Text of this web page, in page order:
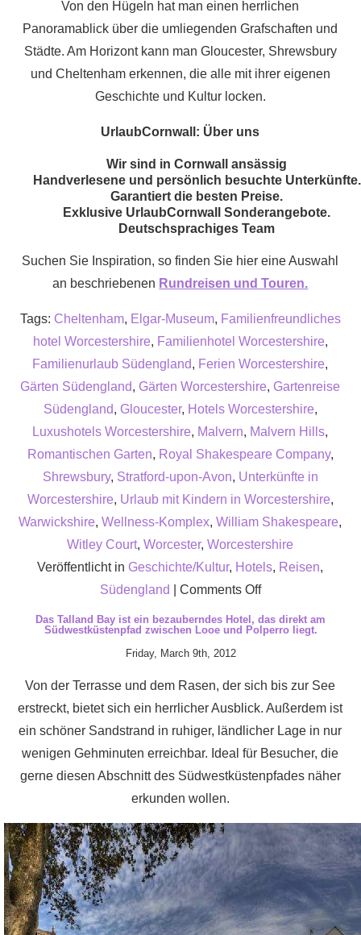
Von den Hügeln hat man einen herrlichen
Panoramablick über die umliegenden Grafschaften und
Städte. Am Horizont kann man Gloucester, Shrewsbury
und Cheltenham erkennen, die alle mit ihrer eigenen
Geschichte und Kultur locken.
UrlaubCornwall: Über uns
Wir sind in Cornwall ansässig
Handverlesene und persönlich besuchte Unterkünfte.
Garantiert die besten Preise.
Exklusive UrlaubCornwall Sonderangebote.
Deutschsprachiges Team
Suchen Sie Inspiration, so finden Sie hier eine Auswahl
an beschriebenen Rundreisen und Touren.
Tags: Cheltenham, Elgar-Museum, Familienfreundliches
hotel Worcestershire, Familienhotel Worcestershire,
Familienurlaub Südengland, Ferien Worcestershire,
Gärten Südengland, Gärten Worcestershire, Gartenreise
Südengland, Gloucester, Hotels Worcestershire,
Luxushotels Worcestershire, Malvern, Malvern Hills,
Romantischen Garten, Royal Shakespeare Company,
Shrewsbury, Stratford-upon-Avon, Unterkünfte in
Worcestershire, Urlaub mit Kindern in Worcestershire,
Warwickshire,Wellness-Komplex,William Shakespeare,
Witley Court,Worcester,Worcestershire
Veröffentlicht in Geschichte/Kultur, Hotels, Reisen,
Südengland
Comments Offon
besuchte
Hotel
dem
Land
ganz
der
Nähe
Das Talland Bay ist ein bezauberndes Hotel, das direkt am
Südwestküstenpfad zwischen Looe und Polperro liegt.
Friday, March 9th, 2012
Von der Terrasse und dem Rasen, der sich bis zur See
erstreckt, bietet sich ein herrlicher Ausblick. Außerdem ist
ein schöner Sandstrand in ruhiger, ländlicher Lage in nur
wenigen Gehminuten erreichbar. Ideal für Besucher, die
gerne diesen Abschnitt des Südwestküstenpfades näher
erkunden wollen.